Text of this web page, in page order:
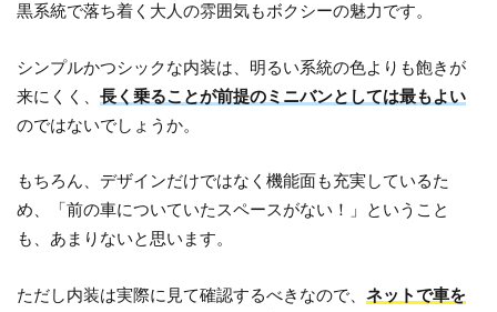
黒系統で落ち着く大人の雰囲気もボクシーの魅力です。
シンプルかつシックな内装は、明るい系統の色よりも飽きが
来にくく、長く乗ることが前提のミニバンとしては最もよい
のではないでしょうか。
もちろん、デザインだけではなく機能面も充実しているた
め、「前の車についていたスペースがない！」ということ
も、あまりないと思います。
ただし内装は実際に見て確認するべきなので、ネットで車を